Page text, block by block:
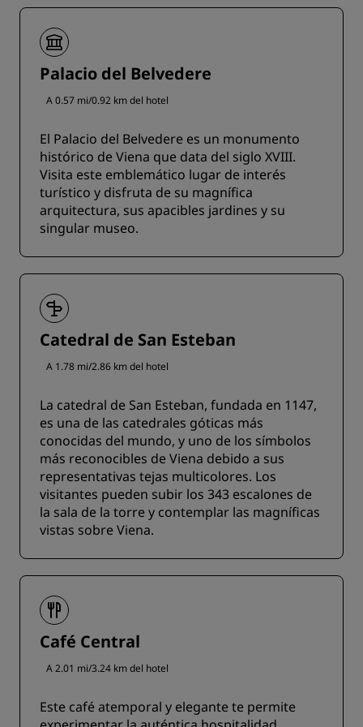
Palacio del Belvedere
A 0.57 mi/0.92 km del hotel
El Palacio del Belvedere es un monumento
histórico de Viena que data del siglo XVIII.
Visita este emblemático lugar de interés
turístico y disfruta de su magnífica
arquitectura, sus apacibles jardines y su
singular museo.
Catedral de San Esteban
A 1.78 mi/2.86 km del hotel
La catedral de San Esteban, fundada en 1147,
es una de las catedrales góticas más
conocidas del mundo, y uno de los símbolos
más reconocibles de Viena debido a sus
representativas tejas multicolores. Los
visitantes pueden subir los 343 escalones de
la sala de la torre y contemplar las magníficas
vistas sobre Viena.
Café Central
A 2.01 mi/3.24 km del hotel
Este café atemporal y elegante te permite